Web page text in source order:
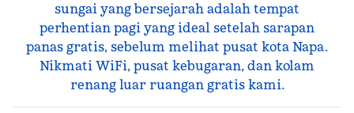
sungai yang bersejarah adalah tempat
perhentian pagi yang ideal setelah sarapan
panas gratis, sebelum melihat pusat kota Napa.
Nikmati WiFi, pusat kebugaran, dan kolam
renang luar ruangan gratis kami.